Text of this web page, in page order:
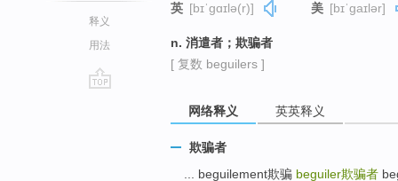
释义
用法
英 [bɪˈɡɑɪlə(r)] 美 [bɪˈɡaɪlər]
n. 消遣者；欺骗者
[ 复数 beguilers ]
网络释义 英英释义
欺骗者
... beguilement欺骗 beguiler欺骗者